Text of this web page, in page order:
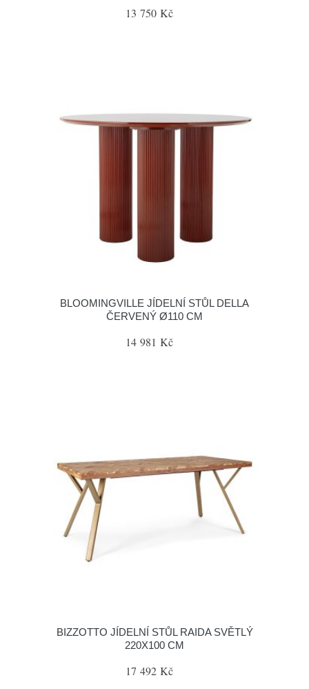
13 750 Kč
BLOOMINGVILLE JÍDELNÍ STŮL DELLA
ČERVENÝ Ø110 CM
14 981 Kč
BIZZOTTO JÍDELNÍ STŮL RAIDA SVĚTLÝ
220X100 CM
17 492 Kč